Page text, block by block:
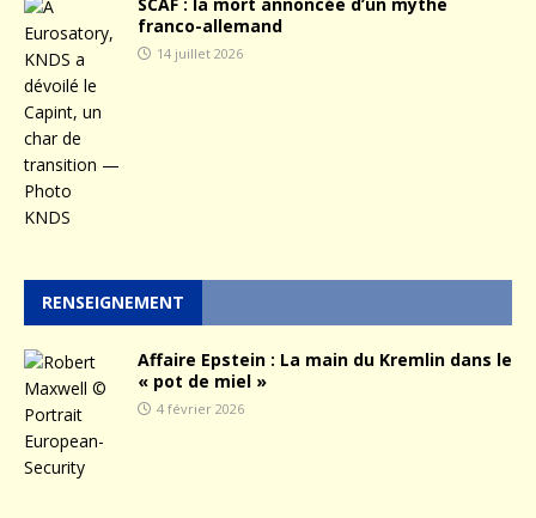
franco-allemand
14 juillet 2026
RENSEIGNEMENT
Affaire Epstein : La main du Kremlin dans le
« pot de miel »
4 février 2026